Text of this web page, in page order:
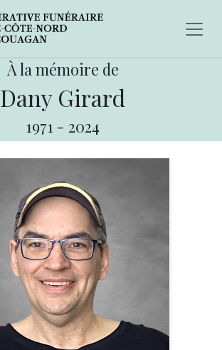
À la mémoire de
Dany Girard
1971 - 2024